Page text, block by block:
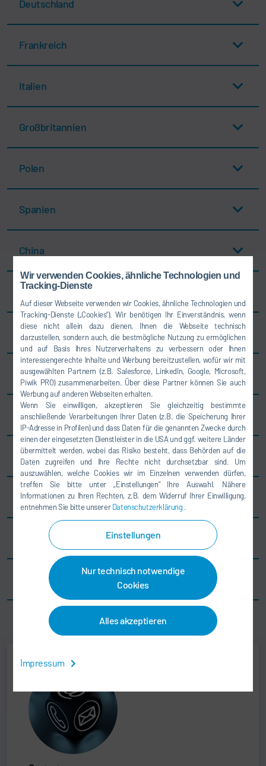
Wir verwenden Cookies, ähnliche Technologien und
Tracking-Dienste
Auf dieser Webseite verwenden wir Cookies, ähnliche Technologien und
Tracking-Dienste („Cookies“). Wir benötigen Ihr Einverständnis, wenn
diese nicht allein dazu dienen, Ihnen die Webseite technisch
darzustellen, sondern auch, die bestmögliche Nutzung zu ermöglichen
und auf Basis Ihres Nutzerverhaltens zu verbessern oder Ihnen
interessengerechte Inhalte und Werbung bereitzustellen, wofür wir mit
ausgewählten Partnern (z.B. Salesforce, LinkedIn, Google, Microsoft,
Piwik PRO) zusammenarbeiten. Über diese Partner können Sie auch
Werbung auf anderen Webseiten erhalten.
Wenn Sie einwilligen, akzeptieren Sie gleichzeitig bestimmte
anschließende Verarbeitungen Ihrer Daten (z.B. die Speicherung Ihrer
IP-Adresse in Profilen) und dass Daten für die genannten Zwecke durch
einen der eingesetzten Dienstleister in die USA und ggf. weitere Länder
übermittelt werden, wobei das Risiko besteht, dass Behörden auf die
Daten zugreifen und Ihre Rechte nicht durchsetzbar sind. Um
auszuwählen, welche Cookies wir im Einzelnen verwenden dürfen,
treffen Sie bitte unter „Einstellungen“ Ihre Auswahl. Nähere
Informationen zu Ihren Rechten, z.B. dem Widerruf Ihrer Einwilligung,
entnehmen Sie bitte unsererDatenschutzerklärung .
Einstellungen
Nur technisch notwendige
Cookies
Alles akzeptieren
Impressum
Deutschland
Frankreich
Italien
Großbritannien
Polen
Spanien
China
Indien
Südkorea
Vietnam
Türkei
USA
Brasilien
Mexiko
Südafrika